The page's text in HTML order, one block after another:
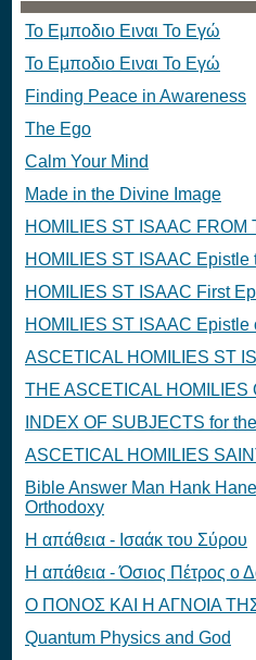
Το Εμποδιο Ειναι Το Εγώ
Το Εμποδιο Ειναι Το Εγώ
Finding Peace in Awareness
The Ego
Calm Your Mind
Made in the Divine Image
HOMILIES ST ISAAC
HOMILIES ST ISAAC Epistle
HOMILIES ST ISAAC First
HOMILIES ST ISAAC Epistle
ASCETICAL HOMILIES ST
THE ASCETICAL
INDEX OF SUBJECTS for
ASCETICAL HOMILIES
Bible Answer Man Hank
Orthodoxy
Η απάθεια - Ισαάκ του Σύρου
Η απάθεια - Όσιος Πέτρος ο
O ΠΟΝΟΣ ΚΑΙ Η ΑΓΝΟΙΑ
Quantum Physics and God